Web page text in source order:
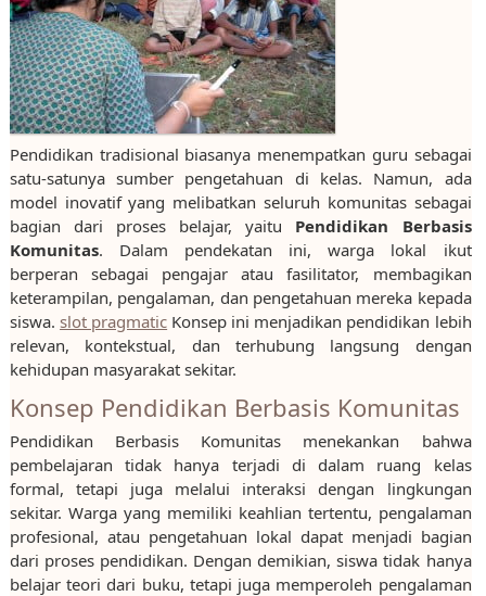
Pendidikan tradisional biasanya menempatkan guru sebagai
satu-satunya sumber pengetahuan di kelas. Namun, ada
model inovatif yang melibatkan seluruh komunitas sebagai
bagian dari proses belajar, yaitu Pendidikan Berbasis
Komunitas. Dalam pendekatan ini, warga lokal ikut
berperan sebagai pengajar atau fasilitator, membagikan
keterampilan, pengalaman, dan pengetahuan mereka kepada
siswa. slot pragmatic Konsep ini menjadikan pendidikan lebih
relevan, kontekstual, dan terhubung langsung dengan
kehidupan masyarakat sekitar.
Konsep Pendidikan Berbasis Komunitas
Pendidikan Berbasis Komunitas menekankan bahwa
pembelajaran tidak hanya terjadi di dalam ruang kelas
formal, tetapi juga melalui interaksi dengan lingkungan
sekitar. Warga yang memiliki keahlian tertentu, pengalaman
profesional, atau pengetahuan lokal dapat menjadi bagian
dari proses pendidikan. Dengan demikian, siswa tidak hanya
belajar teori dari buku, tetapi juga memperoleh pengalaman